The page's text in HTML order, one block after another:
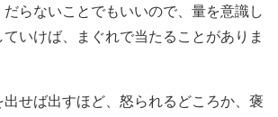
だらないことでもいいので、量を意識し
いけば、まぐれで当たることがありま
せば出すほど、怒られるどころか、褒